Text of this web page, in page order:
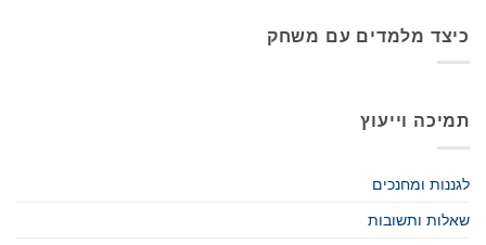
כיצד מלמדים עם משחק
תמיכה וייעוץ
לגננות ומחנכים
שאלות ותשובות